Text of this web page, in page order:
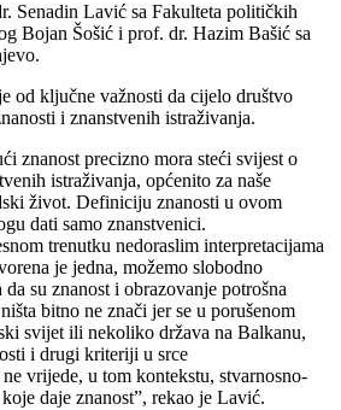
Senadin Lavić sa Fakulteta političkih
Bojan Šošić i prof. dr. Hazim Bašić sa
od ključne važnosti da cijelo društvo
i znanstvenih istraživanja.
znanost precizno mora steći svijest o
istraživanja, općenito za naše
život. Definiciju znanosti u ovom
dati samo znanstvenici.
trenutku nedoraslim interpretacijama
je jedna, možemo slobodno
su znanost i obrazovanje potrošna
bitno ne znači jer se u porušenom
svijet ili nekoliko država na Balkanu,
i drugi kriteriji u srce
vrijede, u tom kontekstu, stvarnosno-
daje znanost”, rekao je Lavić.